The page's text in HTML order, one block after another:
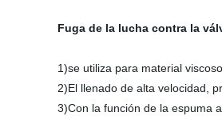
Fuga de la lucha contra la
1)se utiliza para material viscoso
2)El llenado de alta velocidad,
3)Con la función de la espuma